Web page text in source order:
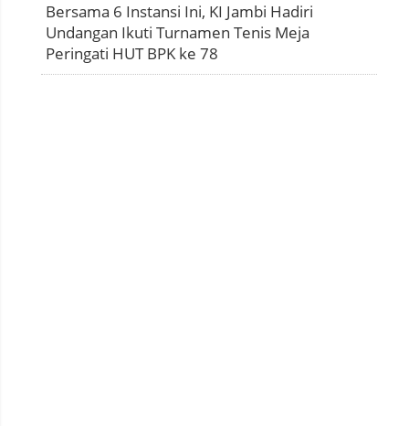
Bersama 6 Instansi Ini, KI Jambi Hadiri
Undangan Ikuti Turnamen Tenis Meja
Peringati HUT BPK ke 78